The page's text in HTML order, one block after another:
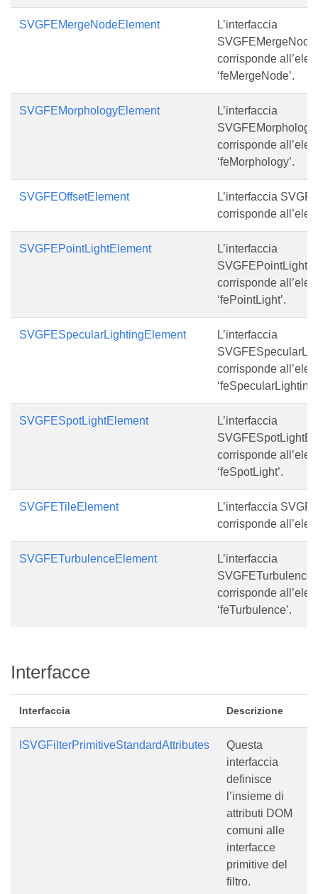
SVGFEMergeNodeElement
L’interfaccia
corrisponde
‘feMergeNode’.
SVGFEMorphologyElement
L’interfaccia
corrisponde
‘feMorphology’.
SVGFEOffsetElement
L’interfaccia
corrisponde
SVGFEPointLightElement
L’interfaccia
corrisponde
‘fePointLight’.
SVGFESpecularLightingElement
L’interfaccia
corrisponde
SVGFESpotLightElement
L’interfaccia
corrisponde
‘feSpotLight’.
SVGFETileElement
L’interfaccia
corrisponde
SVGFETurbulenceElement
L’interfaccia
corrisponde
‘feTurbulence’.
Interfacce
Interfaccia Descrizione
ISVGFilterPrimitiveStandardAttributes
Questa
interfaccia
definisce
l’insieme di
attributi DOM
comuni alle
interfacce
primitive del
filtro.